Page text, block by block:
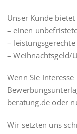
Unser Kunde bietet
– einen
–
– Weihnachtsgeld/
Wenn Sie
beratung.de oder
Wir setzten uns